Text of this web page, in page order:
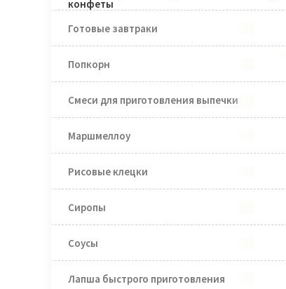
Готовые завтраки
Попкорн
Смеси для приготовления выпечки
Маршмеллоу
Рисовые клецки
Сиропы
Соусы
Лапша быстрого приготовления